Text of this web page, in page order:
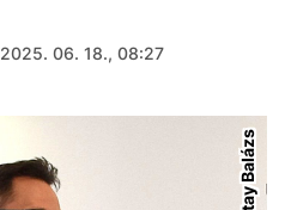
2025. 06. 18., 08:27
Mátay Balázs